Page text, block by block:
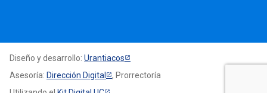
Diseño y desarrollo: Urantiacos
Asesoría: Dirección Digital
, Prorrectoría